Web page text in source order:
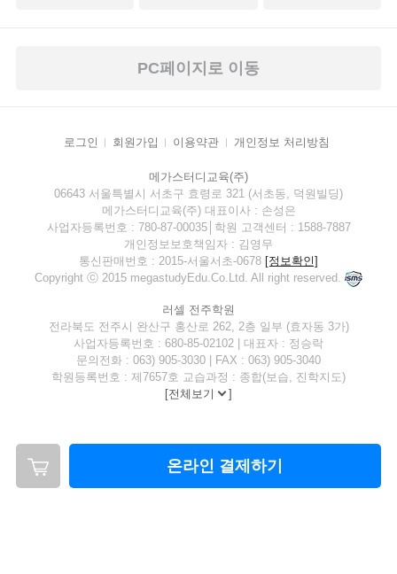
PC페이지로 이동
로그인 회원가입 이용약관 개인정보 처리방침
메가스터디교육(주)
06643 서울특별시 서초구 효령로 321 (서초동, 덕원빌딩)
메가스터디교육(주) 대표이사 : 손성은
사업자등록번호 : 780-87-00035│학원 고객센터 : 1588-7887
개인정보보호책임자 : 김영무
통신판매번호 : 2015-서울서초-0678 [정보확인]
Copyright ⓒ 2015 megastudyEdu.Co.Ltd. All right reserved.
러셀 전주학원
전라북도 전주시 완산구 홍산로 262, 2층 일부 (효자동 3가)
사업자등록번호 : 680-85-02102 | 대표자 : 정승락
문의전화 : 063) 905-3030 | FAX : 063) 905-3040
학원등록번호 : 제7657호 교습과정 : 종합(보습, 진학지도)
[전체보기 ]
온라인 결제하기